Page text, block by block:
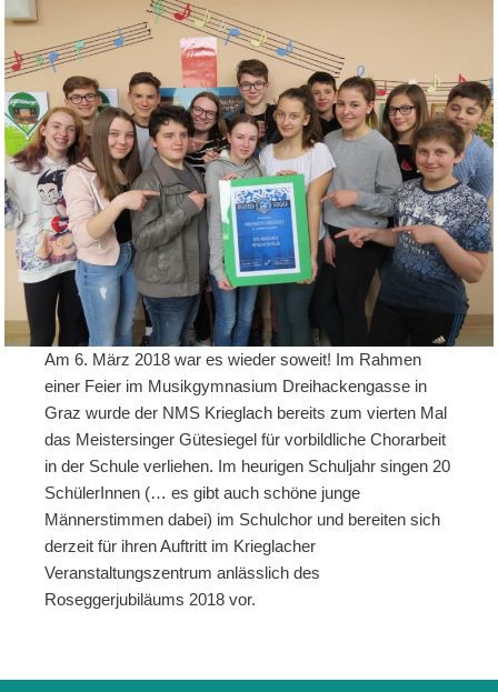
Am 6. März 2018 war es wieder soweit! Im Rahmen
einer Feier im Musikgymnasium Dreihackengasse in
Graz wurde der NMS Krieglach bereits zum vierten Mal
das Meistersinger Gütesiegel für vorbildliche Chorarbeit
in der Schule verliehen. Im heurigen Schuljahr singen 20
SchülerInnen (… es gibt auch schöne junge
Männerstimmen dabei) im Schulchor und bereiten sich
derzeit für ihren Auftritt im Krieglacher
Veranstaltungszentrum anlässlich des
Roseggerjubiläums 2018 vor.